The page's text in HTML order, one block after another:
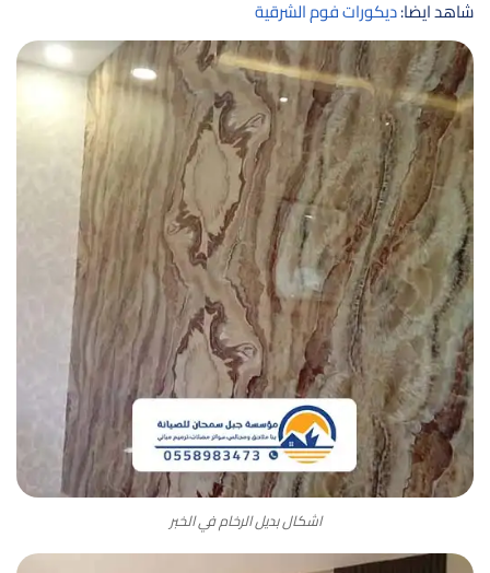
شاهد ايضا:ديكورات فوم الشرقية
اشكال بديل الرخام في الخبر